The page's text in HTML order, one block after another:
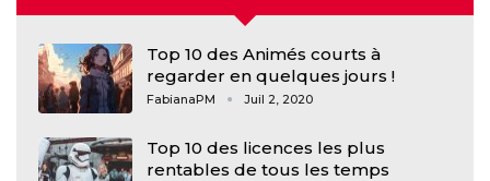
Top 10 des Animés courts à
regarder en quelques jours !
FabianaPM Juil 2, 2020
Top 10 des licences les plus
rentables de tous les temps